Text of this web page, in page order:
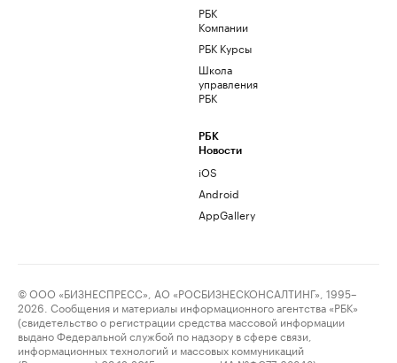
РБК
Компании
РБК Курсы
Школа
управления
РБК
РБК
Новости
iOS
Android
AppGallery
© ООО «БИЗНЕСПРЕСС», АО «РОСБИЗНЕСКОНСАЛТИНГ», 1995–
2026. Сообщения и материалы информационного агентства «РБК»
(свидетельство о регистрации средства массовой информации
выдано Федеральной службой по надзору в сфере связи,
информационных технологий и массовых коммуникаций